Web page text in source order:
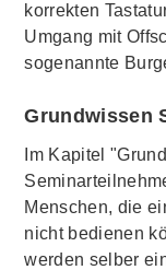
korrekten
Umgang mit
sogenannte
Grundwissen
Im Kapitel
Menschen, die
nicht bedienen
werden selber